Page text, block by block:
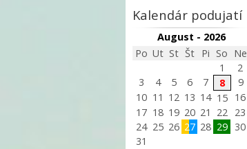
Kalendár podujatí
August - 2026
Po Ut St Št Pi So Ne
1
2
3
4 5 6 7 8
9
10 11 12 13 14 15
16
17 18 19 20 21 22
23
24 25 26 27 28 29
30
31